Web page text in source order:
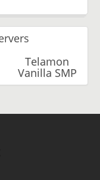
Telamon
Vanilla SMP